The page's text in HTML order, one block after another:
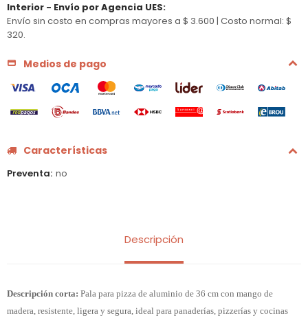
Interior - Envío por Agencia UES:
Envío sin costo en compras mayores a $ 3.600 | Costo normal: $
320.
Medios de pago
Características
Preventa no
Descripción
Descripción corta: Pala para pizza de aluminio de 36 cm con mango de
madera, resistente, ligera y segura, ideal para panaderías, pizzerías y cocinas